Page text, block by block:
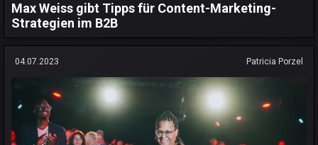
Max Weiss gibt Tipps für Content-Marketing-
Strategien im B2B
04.07.2023 Patricia Porzel